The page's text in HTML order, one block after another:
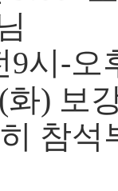
9시-오
) 보
참